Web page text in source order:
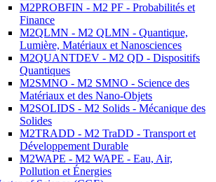
M2PROBFIN - M2 PF - Probabilités et
Finance
M2QLMN - M2 QLMN - Quantique,
Lumière, Matériaux et Nanosciences
M2QUANTDEV - M2 QD - Dispositifs
Quantiques
M2SMNO - M2 SMNO - Science des
Matériaux et des Nano-Objets
M2SOLIDS - M2 Solids - Mécanique des
Solides
M2TRADD - M2 TraDD - Transport et
Développement Durable
M2WAPE - M2 WAPE - Eau, Air,
Pollution et Énergies